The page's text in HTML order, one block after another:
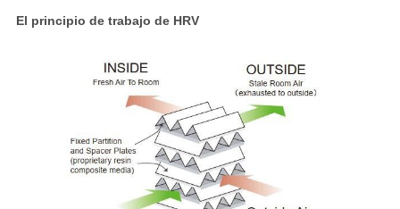
El principio de trabajo de HRV